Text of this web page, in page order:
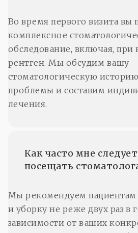
Во время первого визита вы
комплексное
обследование, включая, при
рентген. Мы обсудим вашу
стоматологическую
проблемы и составим
лечения.
Как часто мне следует
посещать
Мы рекомендуем пациентам
и уборку не реже двух раз в
зависимости от ваших